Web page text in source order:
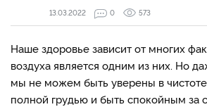
13.03.2022
0 573
Наше здоровье зависит от многих
воздуха является одним из них. Но
мы не можем быть уверены в
полной грудью и быть спокойным за